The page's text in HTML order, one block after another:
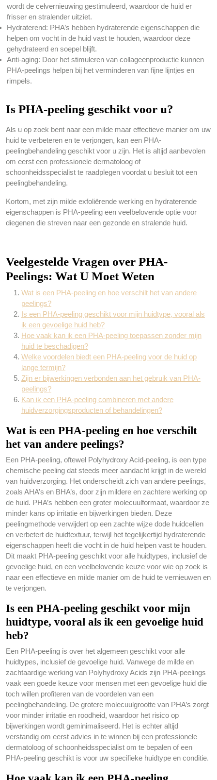
wordt de celvernieuwing gestimuleerd, waardoor de huid er
frisser en stralender uitziet.
Hydraterend: PHA’s hebben hydraterende eigenschappen die
helpen om vocht in de huid vast te houden, waardoor deze
gehydrateerd en soepel blijft.
Anti-aging: Door het stimuleren van collageenproductie kunnen
PHA-peelings helpen bij het verminderen van fijne lijntjes en
rimpels.
Is PHA-peeling geschikt voor u?
Als u op zoek bent naar een milde maar effectieve manier om uw
huid te verbeteren en te verjongen, kan een PHA-
peelingbehandeling geschikt voor u zijn. Het is altijd aanbevolen
om eerst een professionele dermatoloog of
schoonheidsspecialist te raadplegen voordat u besluit tot een
peelingbehandeling.
Kortom, met zijn milde exfoliërende werking en hydraterende
eigenschappen is PHA-peeling een veelbelovende optie voor
diegenen die streven naar een gezonde en stralende huid.
Veelgestelde Vragen over PHA-
Peelings: Wat U Moet Weten
Wat is een PHA-peeling en hoe verschilt het van andere
peelings?
Is een PHA-peeling geschikt voor mijn huidtype, vooral als
ik een gevoelige huid heb?
Hoe vaak kan ik een PHA-peeling toepassen zonder mijn
huid te beschadigen?
Welke voordelen biedt een PHA-peeling voor de huid op
lange termijn?
Zijn er bijwerkingen verbonden aan het gebruik van PHA-
peelings?
Kan ik een PHA-peeling combineren met andere
huidverzorgingsproducten of behandelingen?
Wat is een PHA-peeling en hoe verschilt
het van andere peelings?
Een PHA-peeling, oftewel Polyhydroxy Acid-peeling, is een type
chemische peeling dat steeds meer aandacht krijgt in de wereld
van huidverzorging. Het onderscheidt zich van andere peelings,
zoals AHA’s en BHA’s, door zijn mildere en zachtere werking op
de huid. PHA’s hebben een groter molecuulformaat, waardoor ze
minder kans op irritatie en bijwerkingen bieden. Deze
peelingmethode verwijdert op een zachte wijze dode huidcellen
en verbetert de huidtextuur, terwijl het tegelijkertijd hydraterende
eigenschappen heeft die vocht in de huid helpen vast te houden.
Dit maakt PHA-peeling geschikt voor alle huidtypes, inclusief de
gevoelige huid, en een veelbelovende keuze voor wie op zoek is
naar een effectieve en milde manier om de huid te vernieuwen en
te verjongen.
Is een PHA-peeling geschikt voor mijn
huidtype, vooral als ik een gevoelige huid
heb?
Een PHA-peeling is over het algemeen geschikt voor alle
huidtypes, inclusief de gevoelige huid. Vanwege de milde en
zachtaardige werking van Polyhydroxy Acids zijn PHA-peelings
vaak een goede keuze voor mensen met een gevoelige huid die
toch willen profiteren van de voordelen van een
peelingbehandeling. De grotere molecuulgrootte van PHA’s zorgt
voor minder irritatie en roodheid, waardoor het risico op
bijwerkingen wordt geminimaliseerd. Het is echter altijd
verstandig om eerst advies in te winnen bij een professionele
dermatoloog of schoonheidsspecialist om te bepalen of een
PHA-peeling geschikt is voor uw specifieke huidtype en conditie.